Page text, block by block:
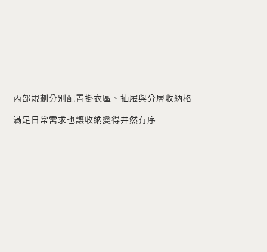
內部規劃分別配置掛衣區、抽屜與分層收納格
滿足日常需求也讓收納變得井然有序